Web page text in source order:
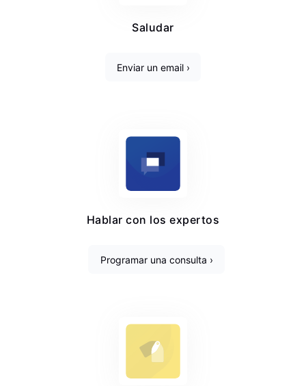
Saludar
Hablar con los expertos
Enviar un email ›
Programar una consulta ›